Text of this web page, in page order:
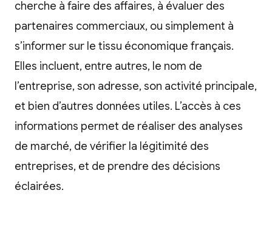
cherche à faire des affaires, à évaluer des
partenaires commerciaux, ou simplement à
s’informer sur le tissu économique français.
Elles incluent, entre autres, le nom de
l’entreprise, son adresse, son activité principale,
et bien d’autres données utiles. L’accès à ces
informations permet de réaliser des analyses
de marché, de vérifier la légitimité des
entreprises, et de prendre des décisions
éclairées.